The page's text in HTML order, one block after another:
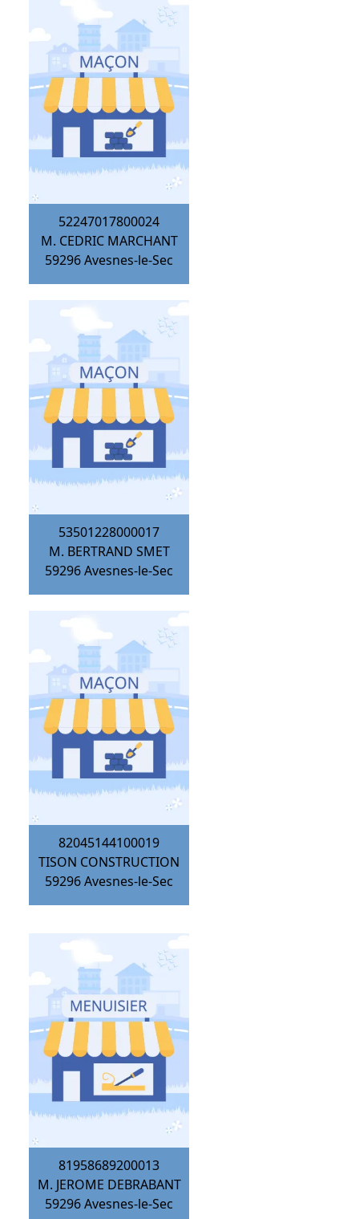
52247017800024
M. CEDRIC MARCHANT
59296Avesnes-le-Sec
53501228000017
M. BERTRAND SMET
59296Avesnes-le-Sec
82045144100019
TISON CONSTRUCTION
59296Avesnes-le-Sec
81958689200013
M. JEROME DEBRABANT
59296Avesnes-le-Sec